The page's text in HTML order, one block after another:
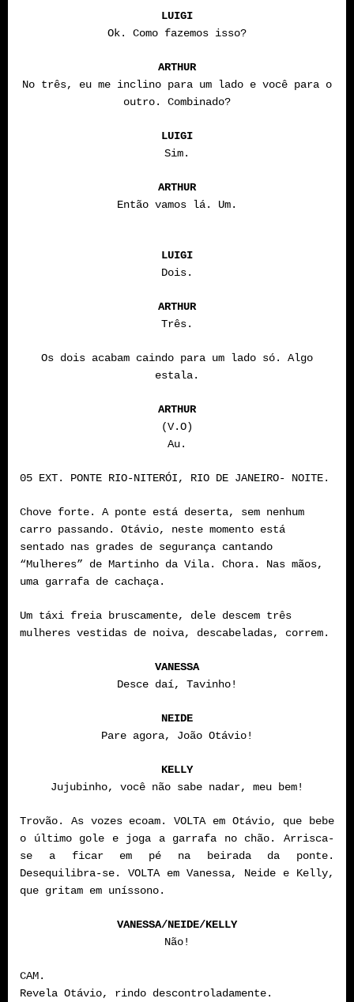
LUIGI
Ok. Como fazemos isso?
ARTHUR
No três, eu me inclino para um lado e você para o
outro. Combinado?
LUIGI
Sim.
ARTHUR
Então vamos lá. Um.
LUIGI
Dois.
ARTHUR
Três.
Os dois acabam caindo para um lado só. Algo
estala.
ARTHUR
(V.O)
Au.
05 EXT. PONTE RIO-NITERÓI, RIO DE JANEIRO- NOITE.
Chove forte. A ponte está deserta, sem nenhum
carro passando. Otávio, neste momento está
sentado nas grades de segurança cantando
“Mulheres” de Martinho da Vila. Chora. Nas mãos,
uma garrafa de cachaça.
Um táxi freia bruscamente, dele descem três
mulheres vestidas de noiva, descabeladas, correm.
VANESSA
Desce daí, Tavinho!
NEIDE
Pare agora, João Otávio!
KELLY
Jujubinho, você não sabe nadar, meu bem!
Trovão. As vozes ecoam. VOLTA em Otávio, que bebe
o último gole e joga a garrafa no chão. Arrisca-
se a ficar em pé na beirada da ponte.
Desequilibra-se. VOLTA em Vanessa, Neide e Kelly,
que gritam em uníssono.
VANESSA/NEIDE/KELLY
Não!
CAM.
Revela Otávio, rindo descontroladamente.